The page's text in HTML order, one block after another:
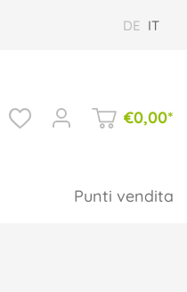
DE IT
€0,00*
Punti vendita